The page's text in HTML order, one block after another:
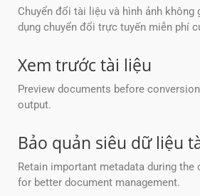
Chuyển đổi tài liệu và hình ảnh không
dụng chuyển đổi trực tuyến miễn phí
Xem trước tài liệu
Preview documents before
output.
Bảo quản siêu dữ liệu
Retain important metadata during the
for better document management.